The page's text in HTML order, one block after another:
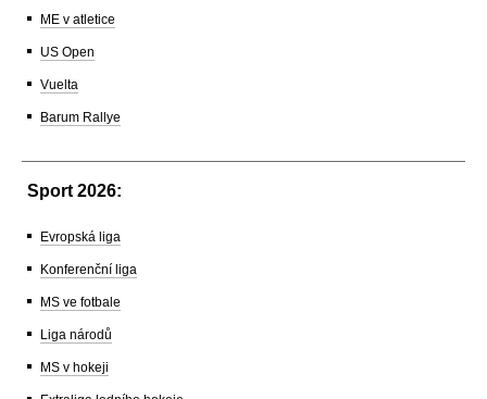
ME v atletice
US Open
Vuelta
Barum Rallye
Sport 2026:
Evropská liga
Konferenční liga
MS ve fotbale
Liga národů
MS v hokeji